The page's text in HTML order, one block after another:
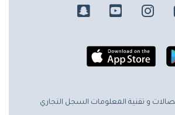
و تقنية المعلومات السجل التجاري